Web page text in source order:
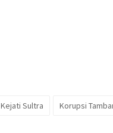
Kejati Sultra
Korupsi